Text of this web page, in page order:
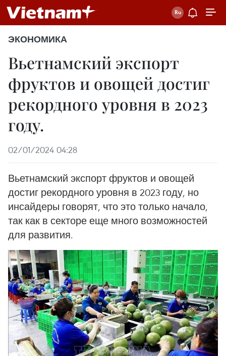
ЭКОНОМИКА
Вьетнамский экспорт
фруктов и овощей достиг
рекордного уровня в 2023
году.
02/01/2024 04:28
Вьетнамский экспорт фруктов и овощей
достиг рекордного уровня в 2023 году, но
инсайдеры говорят, что это только начало,
так как в секторе еще много возможностей
для развития.